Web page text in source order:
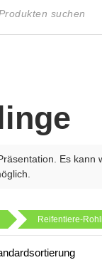
Es
Reifentiere-